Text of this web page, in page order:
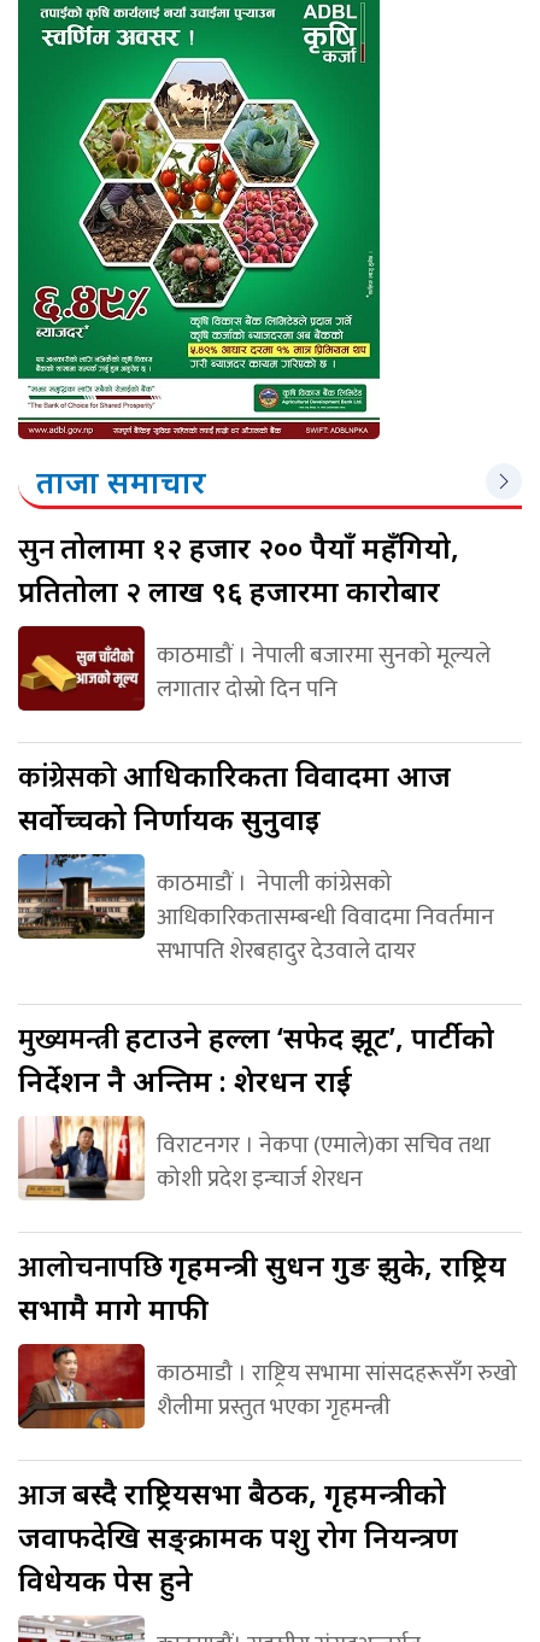
ताजा समाचार
सुनतोलामा १२ हजार २०० रुपैयाँ महँगियो,
प्रतितोला २ लाख ९६ हजारमा कारोबार
काठमाडौं । नेपाली बजारमा सुनको मूल्यले
लगातार दोस्रो दिन पनि
कांग्रेसकोआधिकारिकता विवादमा आज
सर्वोच्चको निर्णायक सुनुवाइ
काठमाडौं । नेपाली कांग्रेसको
आधिकारिकतासम्बन्धी विवादमा निवर्तमान
सभापति शेरबहादुर देउवाले दायर
मुख्यमन्त्रीहटाउने हल्ला ‘सफेद झूट’, पार्टीको
निर्देशन नै अन्तिम : शेरधन राई
विराटनगर । नेकपा (एमाले)का सचिव तथा
कोशी प्रदेश इन्चार्ज शेरधन
आलोचनापछिगृहमन्त्री सुधन गुरुङ झुके, राष्ट्रिय
सभामै मागे माफी
काठमाडौ । राष्ट्रिय सभामा सांसदहरूसँग रुखो
शैलीमा प्रस्तुत भएका गृहमन्त्री
आजबस्दै राष्ट्रियसभा बैठक, गृहमन्त्रीको
जवाफदेखि सङ्क्रामक पशु रोग नियन्त्रण
विधेयक पेस हुने